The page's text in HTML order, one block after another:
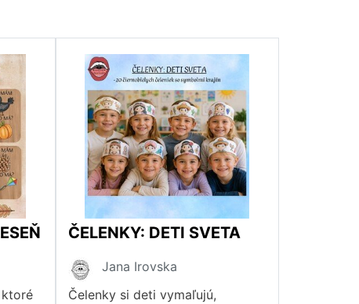
ČELENKY: DETI SVETA
Jana Irovska
Čelenky si deti vymaľujú,